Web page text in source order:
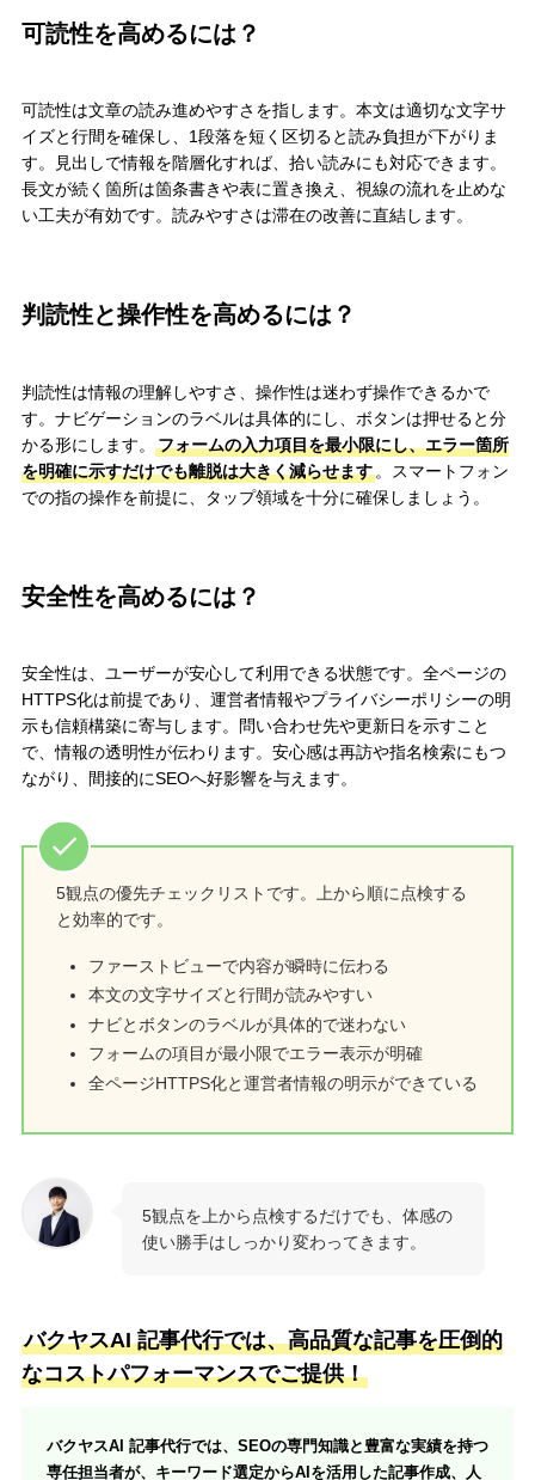
可読性を高めるには？
可読性は文章の読み進めやすさを指します。本文は適切な文字サ
イズと行間を確保し、1段落を短く区切ると読み負担が下がりま
す。見出しで情報を階層化すれば、拾い読みにも対応できます。
長文が続く箇所は箇条書きや表に置き換え、視線の流れを止めな
い工夫が有効です。読みやすさは滞在の改善に直結します。
判読性と操作性を高めるには？
判読性は情報の理解しやすさ、操作性は迷わず操作できるかで
す。ナビゲーションのラベルは具体的にし、ボタンは押せると分
かる形にします。
フォームの入力項目を最小限にし、エラー箇所
を明確に示すだけでも離脱は大きく減らせます。スマートフォン
での指の操作を前提に、タップ領域を十分に確保しましょう。
安全性を高めるには？
安全性は、ユーザーが安心して利用できる状態です。全ページの
HTTPS化は前提であり、運営者情報やプライバシーポリシーの明
示も信頼構築に寄与します。問い合わせ先や更新日を示すこと
で、情報の透明性が伝わります。安心感は再訪や指名検索にもつ
ながり、間接的にSEOへ好影響を与えます。
5観点の優先チェックリストです。上から順に点検する
と効率的です。
ファーストビューで内容が瞬時に伝わる
本文の文字サイズと行間が読みやすい
ナビとボタンのラベルが具体的で迷わない
フォームの項目が最小限でエラー表示が明確
全ページHTTPS化と運営者情報の明示ができている
5観点を上から点検するだけでも、体感の
使い勝手はしっかり変わってきます。
バクヤスAI 記事代行では、高品質な記事を圧倒的
なコストパフォーマンスでご提供！
バクヤスAI 記事代行では、SEOの専門知識と豊富な実績を持つ
専任担当者が、キーワード選定からAIを活用した記事作成、人